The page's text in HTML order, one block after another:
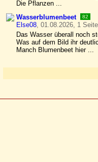
Die Pflanzen ...
Wasserblumenbeet
82
Else08, 01.08.2026, 1
Das Wasser überall noch
Was auf dem Bild ihr
Manch Blumenbeet hier ...